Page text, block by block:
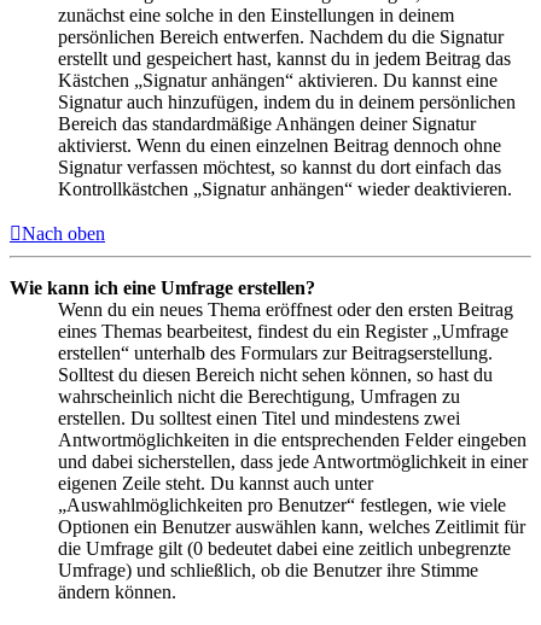
zunächst eine solche in den Einstellungen in deinem
persönlichen Bereich entwerfen. Nachdem du die Signatur
erstellt und gespeichert hast, kannst du in jedem Beitrag das
Kästchen „Signatur anhängen“ aktivieren. Du kannst eine
Signatur auch hinzufügen, indem du in deinem persönlichen
Bereich das standardmäßige Anhängen deiner Signatur
aktivierst. Wenn du einen einzelnen Beitrag dennoch ohne
Signatur verfassen möchtest, so kannst du dort einfach das
Kontrollkästchen „Signatur anhängen“ wieder deaktivieren.
Nach oben
Wie kann ich eine Umfrage erstellen?
Wenn du ein neues Thema eröffnest oder den ersten Beitrag
eines Themas bearbeitest, findest du ein Register „Umfrage
erstellen“ unterhalb des Formulars zur Beitragserstellung.
Solltest du diesen Bereich nicht sehen können, so hast du
wahrscheinlich nicht die Berechtigung, Umfragen zu
erstellen. Du solltest einen Titel und mindestens zwei
Antwortmöglichkeiten in die entsprechenden Felder eingeben
und dabei sicherstellen, dass jede Antwortmöglichkeit in einer
eigenen Zeile steht. Du kannst auch unter
„Auswahlmöglichkeiten pro Benutzer“ festlegen, wie viele
Optionen ein Benutzer auswählen kann, welches Zeitlimit für
die Umfrage gilt (0 bedeutet dabei eine zeitlich unbegrenzte
Umfrage) und schließlich, ob die Benutzer ihre Stimme
ändern können.